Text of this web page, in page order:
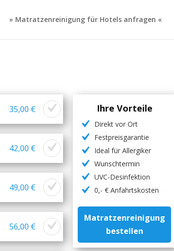
» Matratzenreinigung für Hotels anfragen «
35,00 €
42,00 €
49,00 €
56,00 €
Ihre Vorteile
Direkt vor Ort
Festpreisgarantie
Ideal für Allergiker
Wunschtermin
UVC-Desinfektion
0,- € Anfahrtskosten
Matratzenreinigung
bestellen